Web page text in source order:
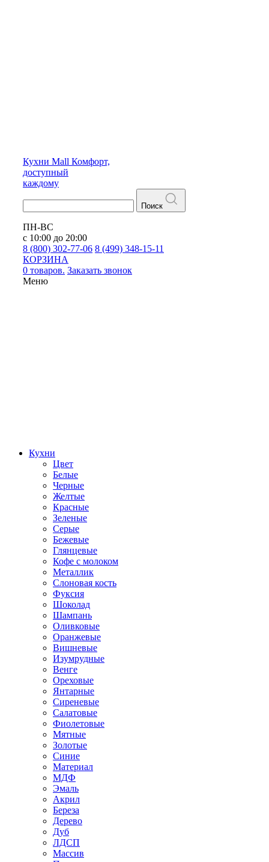
Кухни Mall Комфорт,
доступный
каждому
Поиск
ПН-ВС
с 10:00 до 20:00
8 (800) 302-77-06 8 (499) 348-15-11
КОРЗИНА
0 товаров. Заказать звонок
Меню
Кухни
Цвет
Белые
Черные
Желтые
Красные
Зеленые
Серые
Бежевые
Глянцевые
Кофе с молоком
Металлик
Слоновая кость
Фуксия
Шоколад
Шампань
Оливковые
Оранжевые
Вишневые
Изумрудные
Венге
Ореховые
Янтарные
Сиреневые
Салатовые
Фиолетовые
Мятные
Золотые
Синие
Материал
МДФ
Эмаль
Акрил
Береза
Дерево
Дуб
ЛДСП
Массив